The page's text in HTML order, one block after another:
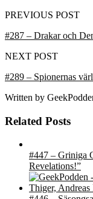
PREVIOUS POST
#287 – Drakar och
NEXT POST
#289 – Spionernas
Written by
Related Posts
#447 – Griniga
Revelations!”